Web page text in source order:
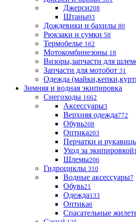
Джерси208
Штаны93
Дождевики и бахилы 80
Рюкзаки и сумки 58
Термобелье 162
Мотокомбинезоны 18
Визоры,запчасти для
Запчасти для мотобот 31
Одежда
Зимняя и водная экипировка
Снегоходы 1662
Аксессуары3
Верхняя одежда772
Обувь208
Оптика203
Перчатки и
Уход за экипировкой
Шлемы206
Гидроциклы 310
Водные аксессуары7
Обувь21
Одежда133
Оптика6
Спасательные